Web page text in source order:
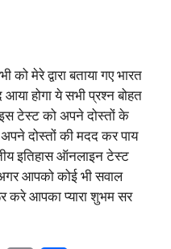
मेरे द्वारा बताया गए भारत
होगा ये सभी प्रश्न बोहत
इस टेस्ट को अपने दोस्तों के
दोस्तों की मदद कर पाय
इतिहास ऑनलाइन टेस्ट
आपको कोई भी सवाल
आपका प्यारा शुभम सर